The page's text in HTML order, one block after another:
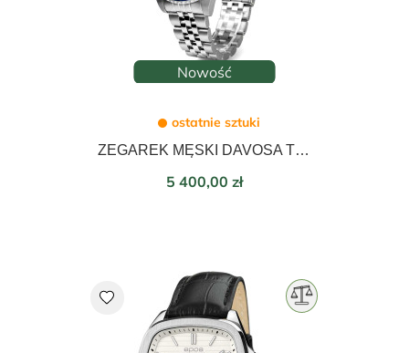
Edycja limitowana
Nowość
ostatnie sztuki
ZEGAREK MĘSKI DAVOSA TERNOS BLUE LAGOON AUTOMATIC 40mm 161.554.04
Cena
5 400,00 zł
favorite